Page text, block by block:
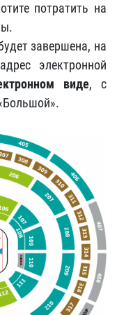
потратить на
завершена, на
электронной
виде, с